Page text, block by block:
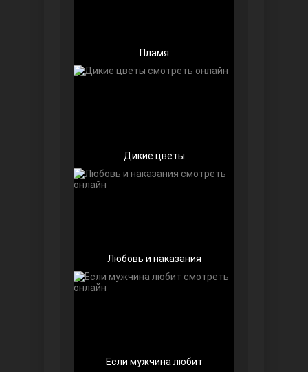
Беззащитные
Пламя
Дикие цветы
Любовь и наказания
Если мужчина любит